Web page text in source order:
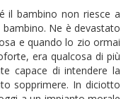
il bambino non riesce a
Ne è devastato
e quando lo zio ormai
era qualcosa di più
capace di intendere la
sopprimere. In diciotto